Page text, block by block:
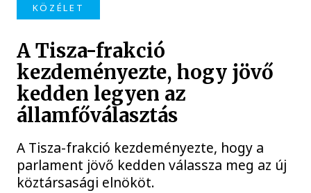
KÖZÉLET
A Tisza-frakció
kezdeményezte, hogy jövő
kedden legyen az
államfőválasztás
A Tisza-frakció kezdeményezte, hogy a
parlament jövő kedden válassza meg az új
köztársasági elnököt.